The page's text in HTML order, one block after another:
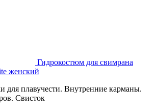
Гидрокостюм для свимрана
женский
для плавучести. Внутренние карманы.
Свисток